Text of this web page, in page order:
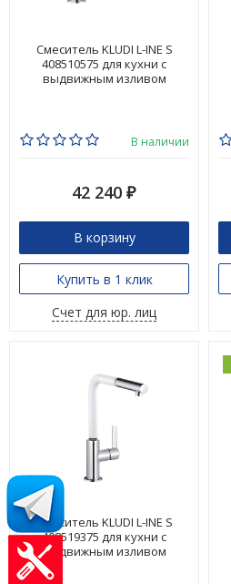
Смеситель KLUDI L-INE S
408510575 для кухни с
выдвижным изливом
В наличии
42 240 ₽
В корзину
Купить в 1 клик
Счет для юр. лиц
Смеситель KLUDI L-INE S
408519375 для кухни с
выдвижным изливом